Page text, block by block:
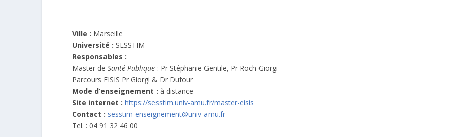
Ville : Marseille
Université : SESSTIM
Responsables :
Master de Santé Publique : Pr Stéphanie Gentile, Pr Roch Giorgi
Parcours EISIS Pr Giorgi & Dr Dufour
Mode d’enseignement : à distance
Site internet : https://sesstim.univ-amu.fr/master-eisis
Contact : sesstim-enseignement@univ-amu.fr
Tel. : 04 91 32 46 00